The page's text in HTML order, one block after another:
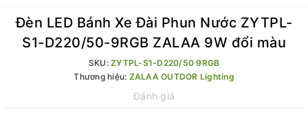
Đèn LED Bánh Xe Đài Phun Nước ZYTPL-
S1-D220/50-9RGB ZALAA 9W đổi màu
SKU: ZYTPL-S1-D220/50 9RGB
Thương hiệu: ZALAA OUTDOR Lighting
Đánh giá